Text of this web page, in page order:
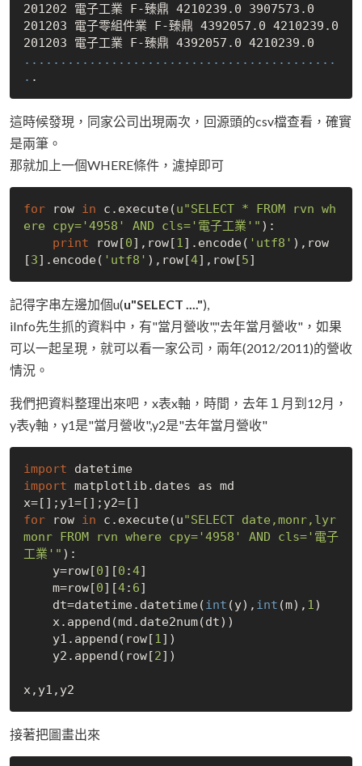
201202 電子工業 F-臻鼎 4210239.0 3907573.0
201203 電子零組件業 F-臻鼎 4392057.0 4210239.0
.. .. .. .. .. .. .. .. .. .. .. .. .. .. .. .. .. .. .. .. .. .
.
這時候發現，同家公司出現兩次，回源頭的csv檔查看，確實
是兩筆。
那就加上一個WHERE條件，濾掉即可
for row in c.execute(u"SELECT * FROM rvn wh
ere cpy='4958' AND cls='電子工業'" ):
print row[0],row[1].encode( 'utf8' ),row
[3].encode( 'utf8' ),row[4],row[5
記得字串左邊加個u(u"SELECT ...."),
iInfo先生抓的資料中，有"當月營收","去年當月營收"，如果
可以一起呈現，就可以看一家公司，兩年(2012/2011)的營收
情況。
我們把資料整理出來吧，x表x軸，時間，去年１月到12月，
y表y軸，y1是"當月營收",y2是"去年當月營收"
import
datetime
import matplotlib.dates as md
for row in c.execute(u"SELECT date,monr,lyr
monr FROM rvn where cpy='4958' AND cls='電子
工業'" ):
    y=row[
0][0 :4]
    m=row[
0][4: 6]
    dt=datetime.datetime(
int (y), int (m), 1)
    y1.append(row[
1])
    y2.append(row[
2])
接著把圖畫出來